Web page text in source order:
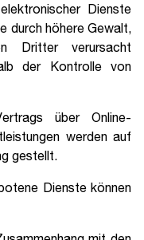
Dienste
durch höhere Gewalt,
Dritter verursacht
der Kontrolle von
über Online-
werden auf
gestellt.
Dienste können